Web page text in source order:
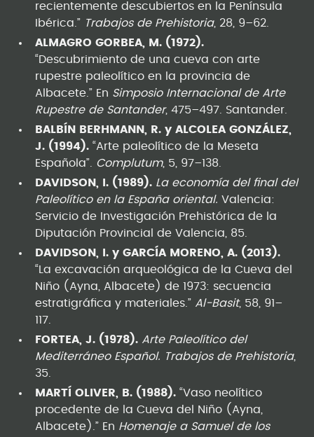
recientemente descubiertos en la Península
Ibérica.” Trabajos de Prehistoria, 28, 9–62.
ALMAGRO GORBEA, M. (1972).
“Descubrimiento de una cueva con arte
rupestre paleolítico en la provincia de
Albacete.” En Simposio Internacional de Arte
Rupestre de Santander, 475–497. Santander.
BALBÍN BERHMANN, R. y ALCOLEA GONZÁLEZ,
J. (1994). “Arte paleolítico de la Meseta
Española”. Complutum, 5, 97–138.
DAVIDSON, I. (1989). La economía del final del
Paleolítico en la España oriental. Valencia:
Servicio de Investigación Prehistórica de la
Diputación Provincial de Valencia, 85.
DAVIDSON, I. y GARCÍA MORENO, A. (2013).
“La excavación arqueológica de la Cueva del
Niño (Ayna, Albacete) de 1973: secuencia
estratigráfica y materiales.” Al-Basit, 58, 91–
117.
FORTEA, J. (1978). Arte Paleolítico del
Mediterráneo Español. Trabajos de Prehistoria,
35.
MARTÍ OLIVER, B. (1988). “Vaso neolítico
procedente de la Cueva del Niño (Ayna,
Albacete).” En Homenaje a Samuel de los